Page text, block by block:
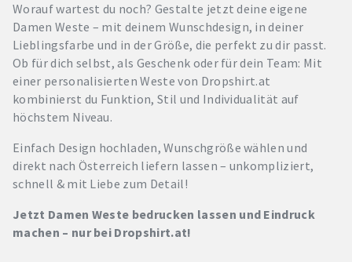
Worauf wartest du noch? Gestalte jetzt deine eigene
Damen Weste – mit deinem Wunschdesign, in deiner
Lieblingsfarbe und in der Größe, die perfekt zu dir passt.
Ob für dich selbst, als Geschenk oder für dein Team: Mit
einer personalisierten Weste von Dropshirt.at
kombinierst du Funktion, Stil und Individualität auf
höchstem Niveau.
Einfach Design hochladen, Wunschgröße wählen und
direkt nach Österreich liefern lassen – unkompliziert,
schnell & mit Liebe zum Detail!
Jetzt Damen Weste bedrucken lassen und Eindruck
machen – nur bei Dropshirt.at!